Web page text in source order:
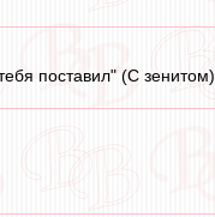
поставил" (С зенитом).